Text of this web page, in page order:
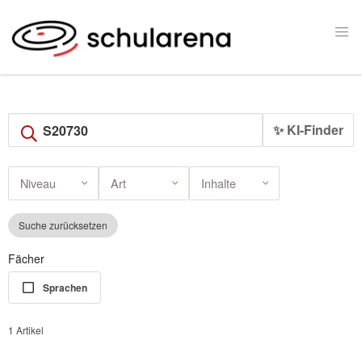
✨ KI-Finder
Niveau Art Inhalte
Suche zurücksetzen
Fächer
Sprachen
1 Artikel